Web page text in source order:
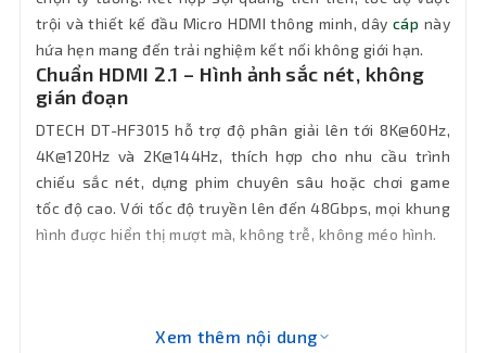
trội và thiết kế đầu Micro HDMI thông minh, dây cáp này
hứa hẹn mang đến trải nghiệm kết nối không giới hạn.
Chuẩn HDMI 2.1 – Hình ảnh sắc nét, không
gián đoạn
DTECH DT-HF3015 hỗ trợ độ phân giải lên tới 8K@60Hz,
4K@120Hz và 2K@144Hz, thích hợp cho nhu cầu trình
chiếu sắc nét, dựng phim chuyên sâu hoặc chơi game
tốc độ cao. Với tốc độ truyền lên đến 48Gbps, mọi khung
hình được hiển thị mượt mà, không trễ, không méo hình.
Xem thêm nội dung